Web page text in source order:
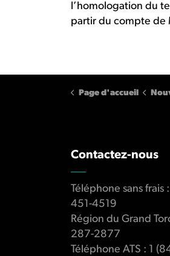
l’homologation du
partir du compte de
Page d'accueil
Contactez-nous
Téléphone sans frais
451-4519
Région du Grand
287-2877
Téléphone ATS : 1